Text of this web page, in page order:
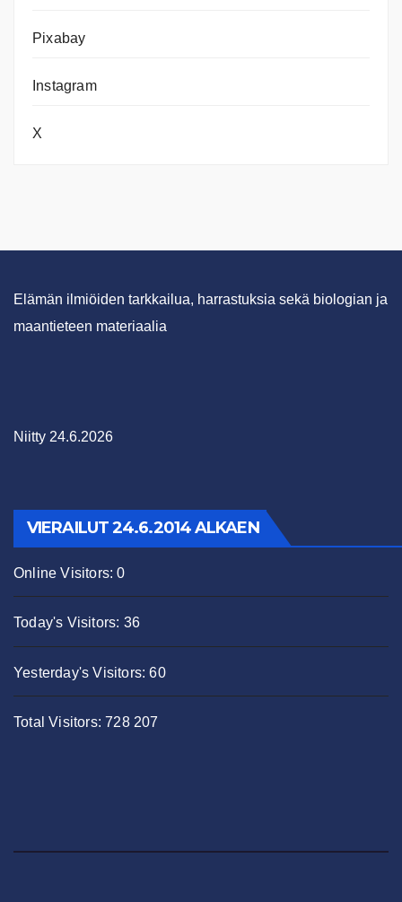
Pixabay
Instagram
X
Elämän ilmiöiden tarkkailua, harrastuksia sekä biologian ja
maantieteen materiaalia
Niitty 24.6.2026
VIERAILUT 24.6.2014 ALKAEN
Online Visitors:0
Today's Visitors: 36
Yesterday's Visitors:60
Total Visitors:728 207